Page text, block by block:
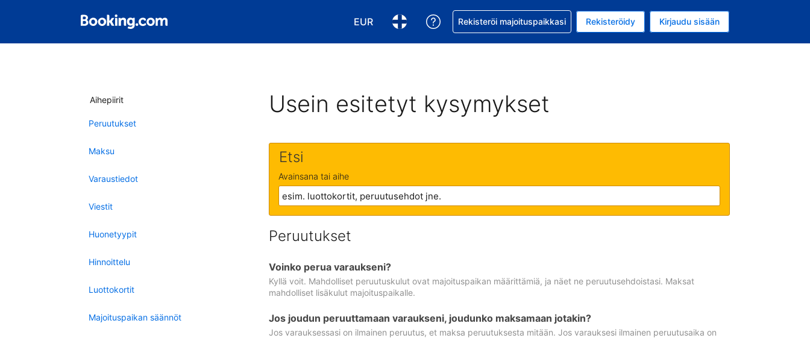
EUR
Valitse valuutta. Tämänhetkinen valuutta on EUR
Valitse kieli. Tämänhetkinen kieli on Suomi
Pyydä apua varauksesi kanssa
Rekisteröi majoituspaikkasi Rekisteröidy Kirjaudu sisään
Aihepiirit
Peruutukset
Maksu
Varaustiedot
Viestit
Huonetyypit
Hinnoittelu
Luottokortit
Majoituspaikan säännöt
Usein esitetyt kysymykset
Etsi
Avainsana tai aihe
Peruutukset
Voinko perua varaukseni?
Kyllä voit. Mahdolliset peruutuskulut ovat majoituspaikan määrittämiä, ja näet ne peruutusehdoistasi. Maksat
mahdolliset lisäkulut majoituspaikalle.
Jos joudun peruuttamaan varaukseni, joudunko maksamaan jotakin?
Jos varauksessasi on ilmainen peruutus, et maksa peruutuksesta mitään. Jos varauksesi ilmainen peruutusaika on